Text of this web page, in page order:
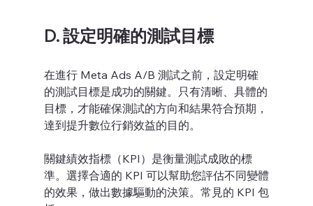
D. 設定明確的測試目標
在進行 Meta Ads A/B 測試之前，設定明確
的測試目標是成功的關鍵。只有清晰、具體的
目標，才能確保測試的方向和結果符合預期，
達到提升數位行銷效益的目的。
關鍵績效指標（KPI）是衡量測試成敗的標
準。選擇合適的 KPI 可以幫助您評估不同變體
的效果，做出數據驅動的決策。常見的 KPI 包